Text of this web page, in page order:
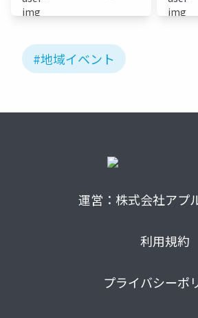
#地域イベント
運営：株式会社アプ
利用規約
プライバシーポ